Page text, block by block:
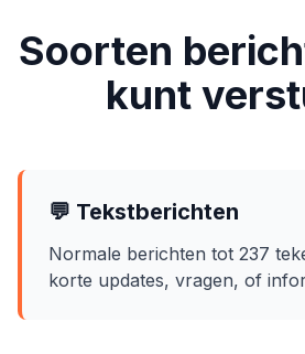
Soorten
kunt
💬 Tekstberichten
Normale berichten tot 237
korte updates, vragen, of